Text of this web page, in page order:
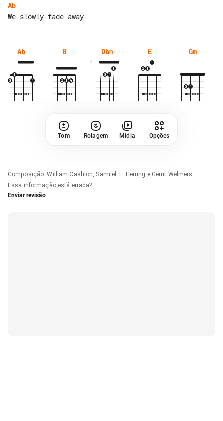
Ab
Ab B Dbm
4
E Gm
Tom Rolagem Mídia Opções
Composição:William Cashion, Samuel T. Herring e Gerrit Welmers
Essa informação está errada?
Enviar revisão